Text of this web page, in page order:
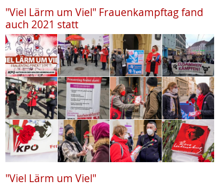
"Viel Lärm um Viel" Frauenkampftag fand
auch 2021 statt
"Viel Lärm um Viel"